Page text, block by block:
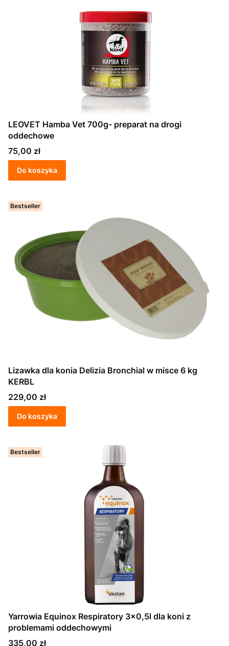
LEOVET Hamba Vet 700g- preparat na drogi
oddechowe
Cena
75,00 zł
Do koszyka
Bestseller
Lizawka dla konia Delizia Bronchial w misce 6 kg
KERBL
Cena
229,00 zł
Do koszyka
Bestseller
Yarrowia Equinox Respiratory 3x0,5l dla koni z
problemami oddechowymi
Cena
335,00 zł